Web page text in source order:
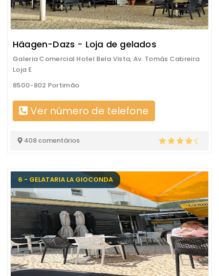
Häagen-Dazs - Loja de gelados
Galeria Comercial Hotel Bela Vista, Av. Tomás Cabreira
Loja E
8500-802 Portimão
Ver número de telefone
408 comentários
6 - GELATARIA LA GIOCONDA